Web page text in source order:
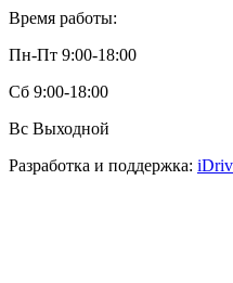
Время работы:
Пн-Пт 9:00-18:00
Сб 9:00-18:00
Вс Выходной
Разработка и поддержка: